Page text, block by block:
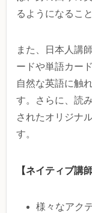
るようになるこ
また、日本人講
ードや単語カー
自然な英語に触
す。さらに、読
されたオリジナ
す。
【ネイティブ講
様々なアク